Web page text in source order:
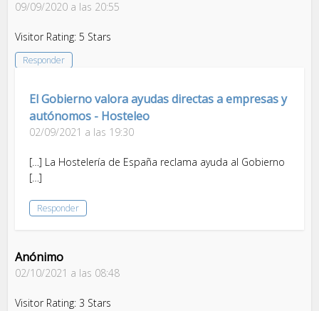
09/09/2020 a las 20:55
Visitor Rating: 5 Stars
Responder
El Gobierno valora ayudas directas a empresas y
autónomos - Hosteleo
02/09/2021 a las 19:30
[…] La Hostelería de España reclama ayuda al Gobierno
[…]
Responder
Anónimo
02/10/2021 a las 08:48
Visitor Rating: 3 Stars